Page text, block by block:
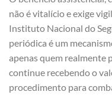
não é vitalício e exige
Instituto Nacional do
periódica é um
apenas quem realmente
continue recebendo o
procedimento para